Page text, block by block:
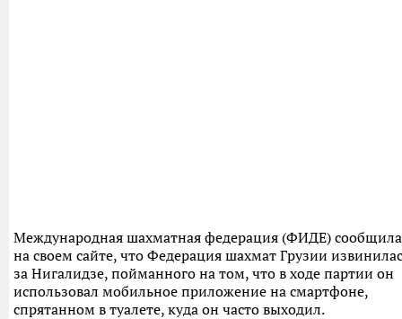
Международная шахматная федерация (ФИДЕ) сообщила
на своем сайте, что Федерация шахмат Грузии
за Нигалидзе, пойманного на том, что в ходе партии он
использовал мобильное приложение на смартфоне,
спрятанном в туалете, куда он часто выходил.